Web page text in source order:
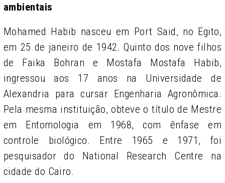
ambientais
Mohamed Habib nasceu em Port Said, no Egito,
em 25 de janeiro de 1942. Quinto dos nove filhos
de Faika Bohran e Mostafa Mostafa Habib,
ingressou aos 17 anos na Universidade de
Alexandria para cursar Engenharia Agronômica.
Pela mesma instituição, obteve o título de Mestre
em Entomologia em 1968, com ênfase em
controle biológico. Entre 1965 e 1971, foi
pesquisador do National Research Centre na
cidade do Cairo.